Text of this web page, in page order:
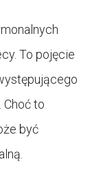
To pojęcie
to
być